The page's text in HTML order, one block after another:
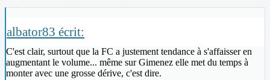
albator83 écrit:
C'est clair, surtout que la FC a justement tendance à s'affaisser en
augmentant le volume... même sur Gimenez elle met du temps à
monter avec une grosse dérive, c'est dire.